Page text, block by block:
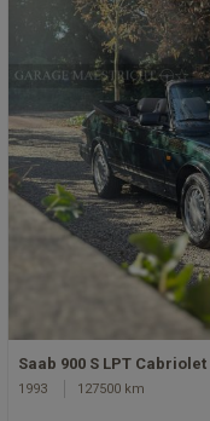
Saab 900 S LPT Cabriolet
1993 127500 km